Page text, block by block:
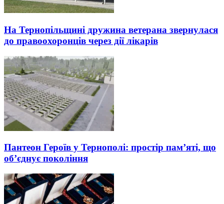
На Тернопільщині дружина ветерана звернулася
до правоохоронців через дії лікарів
Пантеон Героїв у Тернополі: простір пам’яті, що
об’єднує покоління